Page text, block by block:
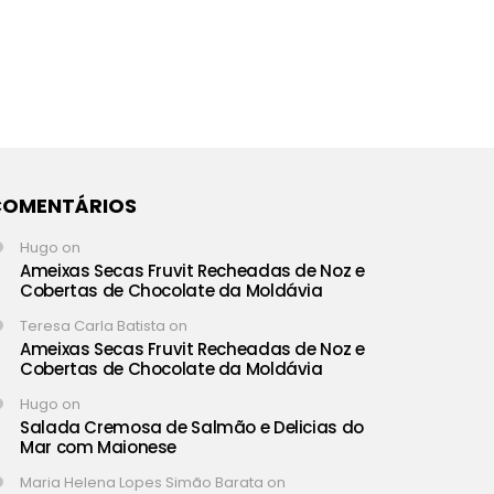
Hugo on
Ameixas Secas Fruvit Recheadas de Noz e
Cobertas de Chocolate da Moldávia
Teresa Carla Batista on
Ameixas Secas Fruvit Recheadas de Noz e
Cobertas de Chocolate da Moldávia
Hugo on
Salada Cremosa de Salmão e Delicias do
Mar com Maionese
Maria Helena Lopes Simão Barata on